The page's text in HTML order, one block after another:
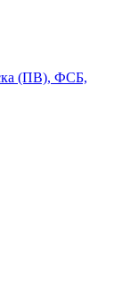
(ПВ), ФСБ,